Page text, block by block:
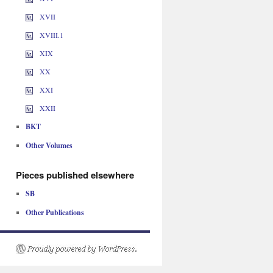
XVII
XVIII.1
XIX
XX
XXI
XXII
BKT
Other Volumes
Pieces published elsewhere
SB
Other Publications